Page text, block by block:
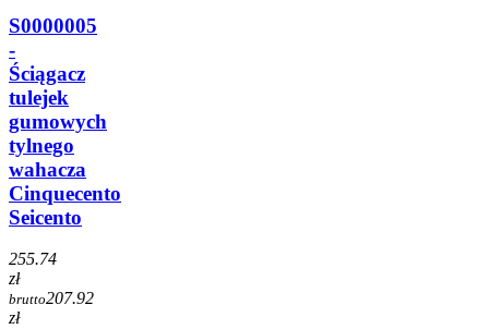
S0000005
-
Ściągacz
tulejek
gumowych
tylnego
wahacza
Cinquecento
Seicento
255.74
zł
brutto207.92
zł